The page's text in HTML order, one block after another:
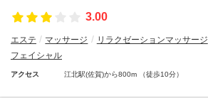
3.00
エステ マッサージ リラクゼーションマッサージ
フェイシャル
アクセス 江北駅(佐賀)から800m （徒歩10分）